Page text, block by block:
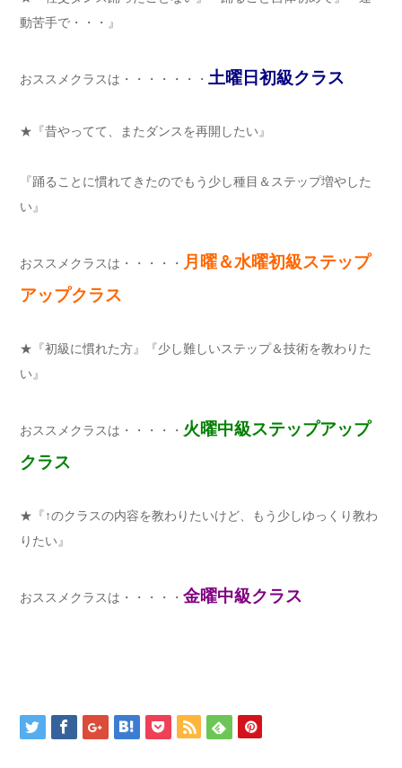
動苦手で・・・』
おススメクラスは・・・・・・・ 土曜日初級クラス
★『昔やってて、またダンスを再開したい』
『踊ることに慣れてきたのでもう少し種目＆ステップ増やした
い』
おススメクラスは・・・・・ 月曜＆水曜初級ステップ
アップクラス
★『初級に慣れた方』『少し難しいステップ＆技術を教わりた
い』
おススメクラスは・・・・・ 火曜中級ステップアップ
クラス
★『↑のクラスの内容を教わりたいけど、もう少しゆっくり教わ
りたい』
おススメクラスは・・・・・ 金曜中級クラス